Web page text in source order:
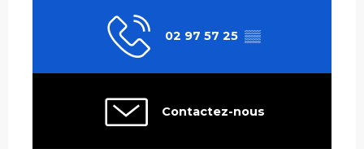
02 97 57 25 ▒▒
Contactez-nous